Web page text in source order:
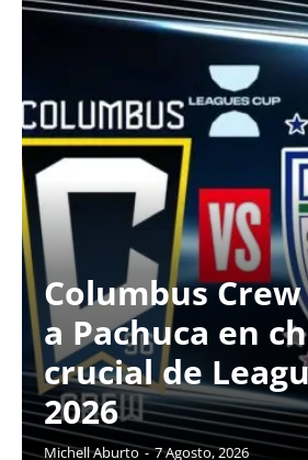
Columbus
a Pachuca en
crucial de
2026
Michell Aburto - 7 Agosto, 2026